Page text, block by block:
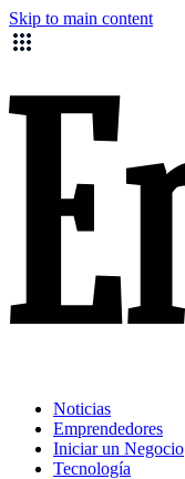
Skip to main content
Noticias
Emprendedores
Iniciar un Negocio
Tecnología